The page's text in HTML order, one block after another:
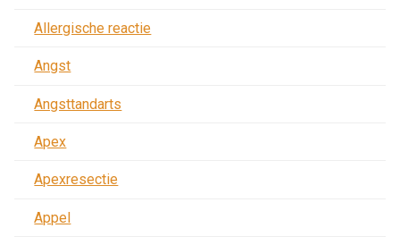
Allergische reactie
Angst
Angsttandarts
Apex
Apexresectie
Appel